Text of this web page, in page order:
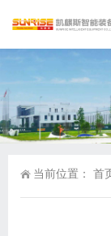
当前位置： 首